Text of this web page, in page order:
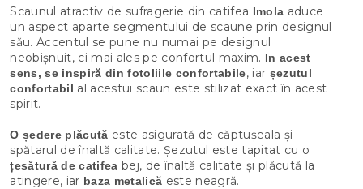
Scaunul atractiv de sufragerie din catifea Imola aduce
un aspect aparte segmentului de scaune prin designul
său. Accentul se pune nu numai pe designul
neobișnuit, ci mai ales pe confortul maxim. In acest
sens, se inspiră din fotoliile confortabile, iar șezutul
confortabil al acestui scaun este stilizat exact în acest
spirit.
O ședere plăcută este asigurată de căptușeala și
spătarul de înaltă calitate. Șezutul este tapițat cu o
țesătură de catifea bej, de înaltă calitate și plăcută la
atingere, iar baza metalică este neagră.